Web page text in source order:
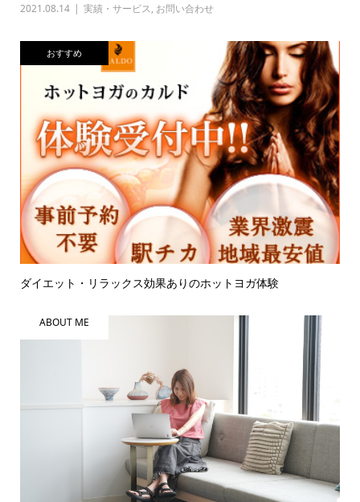
2021.08.14 実績・サービス, お問い合わせ
おすすめ
ダイエット・リラックス効果ありのホットヨガ体験
ABOUT ME